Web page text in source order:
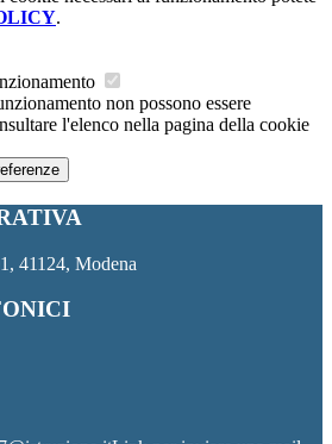
.
non possono essere
l'elenco nella pagina della cookie
41124, Modena